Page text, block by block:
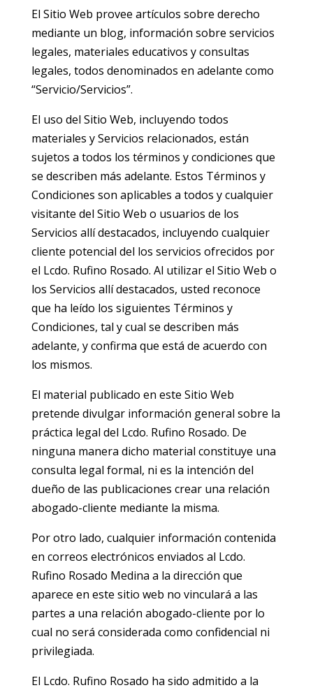
El Sitio Web provee artículos sobre derecho
mediante un blog, información sobre servicios
legales, materiales educativos y consultas
legales, todos denominados en adelante como
“Servicio/Servicios”.
El uso del Sitio Web, incluyendo todos
materiales y Servicios relacionados, están
sujetos a todos los términos y condiciones que
se describen más adelante. Estos Términos y
Condiciones son aplicables a todos y cualquier
visitante del Sitio Web o usuarios de los
Servicios allí destacados, incluyendo cualquier
cliente potencial del los servicios ofrecidos por
el Lcdo. Rufino Rosado. Al utilizar el Sitio Web o
los Servicios allí destacados, usted reconoce
que ha leído los siguientes Términos y
Condiciones, tal y cual se describen más
adelante, y confirma que está de acuerdo con
los mismos.
El material publicado en este Sitio Web
pretende divulgar información general sobre la
práctica legal del Lcdo. Rufino Rosado. De
ninguna manera dicho material constituye una
consulta legal formal, ni es la intención del
dueño de las publicaciones crear una relación
abogado-cliente mediante la misma.
Por otro lado, cualquier información contenida
en correos electrónicos enviados al Lcdo.
Rufino Rosado Medina a la dirección que
aparece en este sitio web no vinculará a las
partes a una relación abogado-cliente por lo
cual no será considerada como confidencial ni
privilegiada.
El Lcdo. Rufino Rosado ha sido admitido a la